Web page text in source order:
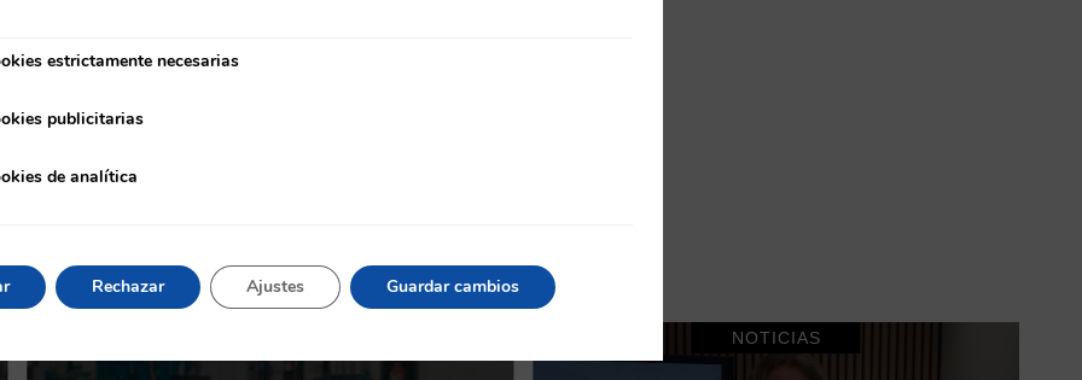
Noticias
NOTICIAS
necesarias
estrictamente necesarias
publicitarias
analítica
de analítica
Rechazar Ajustes Guardar cambios